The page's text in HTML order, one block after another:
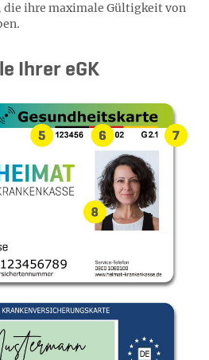
die ihre maximale Gültigkeit von
Ihrer eGK